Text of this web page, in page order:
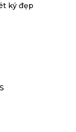
ký đẹp